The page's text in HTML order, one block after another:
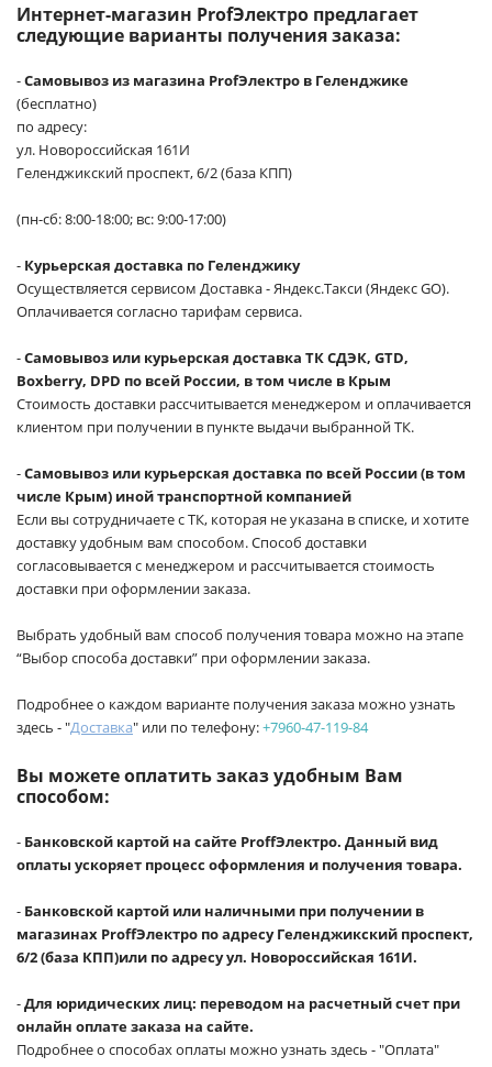
Интернет-магазин ProfЭлектро предлагает
следующие варианты получения заказа:
-Самовывоз из магазина ProfЭлектро в Геленджике
(бесплатно)
по адресу:
ул. Новороссийская 161И
Геленджикский проспект, 6/2 (база КПП)
(пн-сб: 8:00-18:00; вс: 9:00-17:00)
- Курьерская доставка по Геленджику
Осуществляется сервисом Доставка - Яндекс.Такси (Яндекс GO).
Оплачивается согласно тарифам сервиса.
-Самовывоз или курьерская доставка ТК СДЭК, GTD,
Boxberry, DPD по всей России, в том числе в Крым
Стоимость доставки рассчитывается менеджером и оплачивается
клиентом при получении в пункте выдачи выбранной ТК.
-Самовывоз или курьерская доставка по всей России (в том
числе Крым) иной транспортной компанией
Если вы сотрудничаете с ТК, которая не указана в списке, и хотите
доставку удобным вам способом. Способ доставки
согласовывается с менеджером и рассчитывается стоимость
доставки при оформлении заказа.
Выбрать удобный вам способ получения товара можно на этапе
“Выбор способа доставки” при оформлении заказа.
Подробнее о каждом варианте получения заказа можно узнать
здесь - "Доставка" или по телефону:+7960-47-119-84
Вы можете оплатить заказ удобным Вам
способом:
- Банковской картой на сайте ProffЭлектро. Данный вид
оплаты ускоряет процесс оформления и получения товара.
- Банковской картой или наличными при получении в
магазинах ProffЭлектро по адресу Геленджикский проспект,
6/2 (база КПП)или по адресу ул. Новороссийская 161И.
-Для юридических лиц: переводом на расчетный счет при
онлайн оплате заказа на сайте.
Подробнее о способах оплаты можно узнать здесь - "Оплата"